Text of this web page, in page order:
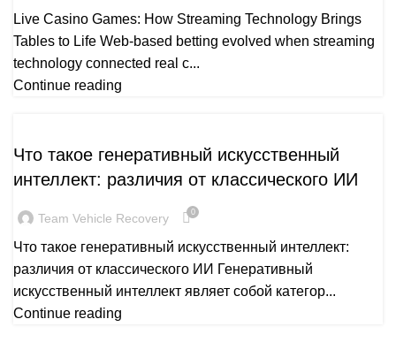
Live Casino Games: How Streaming Technology Brings
Tables to Life Web-based betting evolved when streaming
technology connected real c...
Continue reading
Что такое генеративный искусственный
интеллект: различия от классического ИИ
Team Vehicle Recovery 0
Что такое генеративный искусственный интеллект:
различия от классического ИИ Генеративный
искусственный интеллект являет собой категор...
Continue reading